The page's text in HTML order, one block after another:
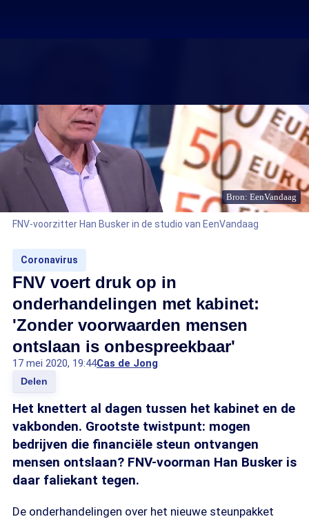
Bron: EenVandaag
FNV-voorzitter Han Busker in de studio van EenVandaag
Coronavirus
FNV voert druk op in
onderhandelingen met kabinet:
'Zonder voorwaarden mensen
ontslaan is onbespreekbaar'
17 mei 2020, 19:44Cas de Jong
Delen
Het knettert al dagen tussen het kabinet en de
vakbonden. Grootste twistpunt: mogen
bedrijven die financiële steun ontvangen
mensen ontslaan? FNV-voorman Han Busker is
daar faliekant tegen.
De onderhandelingen over het nieuwe steunpakket